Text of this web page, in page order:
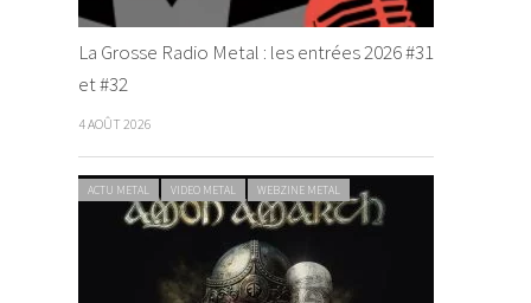
La Grosse Radio Metal : les entrées 2026 #31
et #32
4 AOÛT 2026
ACTU METAL VIDEO METAL WEBZINE METAL